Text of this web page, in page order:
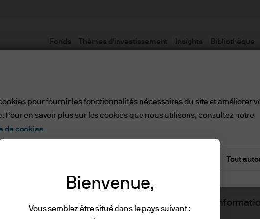
page web, veuillez prendre connaissance des
et comprises en cliquant sur « J’accepte ».
Fonds Thèmes d'investissement Insights Bibliothèque
Bienvenue,
Vous semblez être situé dans le pays suivant :
pour fournir les fonctionnalités nécessaires du site et améliorer
Pour en savoir plus sur les cookies que nous utilisons, consultez notre
de cookies.
Tout